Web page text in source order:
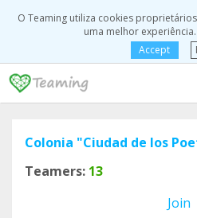
O Teaming utiliza cookies
uma melhor experiência.
Accept
Colonia "Ciudad de los
Teamers: 13
Join